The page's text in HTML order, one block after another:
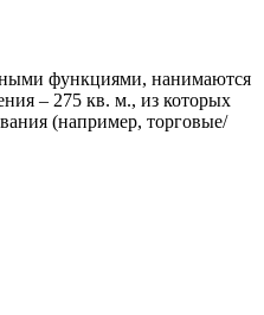
функциями, нанимаются
– 275 кв. м., из которых
(например, торговые/